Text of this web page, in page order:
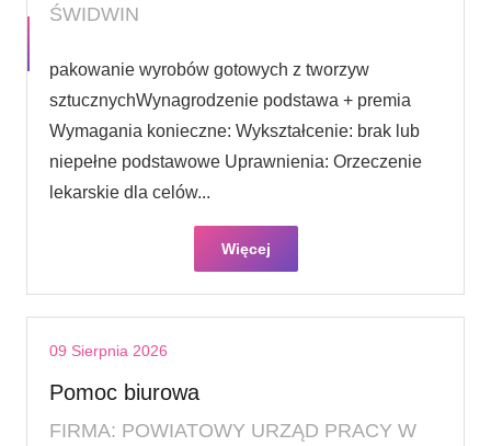
ŚWIDWIN
pakowanie wyrobów gotowych z tworzyw
sztucznychWynagrodzenie podstawa + premia
Wymagania konieczne: Wykształcenie: brak lub
niepełne podstawowe Uprawnienia: Orzeczenie
lekarskie dla celów...
Więcej
09 Sierpnia 2026
Pomoc biurowa
FIRMA: POWIATOWY URZĄD PRACY W